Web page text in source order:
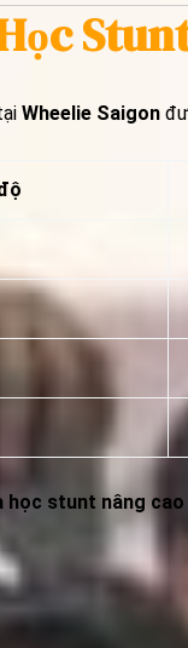
Wheelie Saigon
học stunt nâng